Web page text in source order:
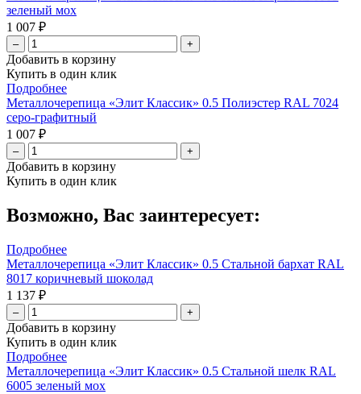
зеленый мох
1 007 ₽
– +
Добавить в корзину
Купить в один клик
Подробнее
Металлочерепица «Элит Классик» 0.5 Полиэстер RAL 7024
серо-графитный
1 007 ₽
– +
Добавить в корзину
Купить в один клик
Возможно, Вас заинтересует:
Подробнее
Металлочерепица «Элит Классик» 0.5 Стальной бархат RAL
8017 коричневый шоколад
1 137 ₽
– +
Добавить в корзину
Купить в один клик
Подробнее
Металлочерепица «Элит Классик» 0.5 Стальной шелк RAL
6005 зеленый мох